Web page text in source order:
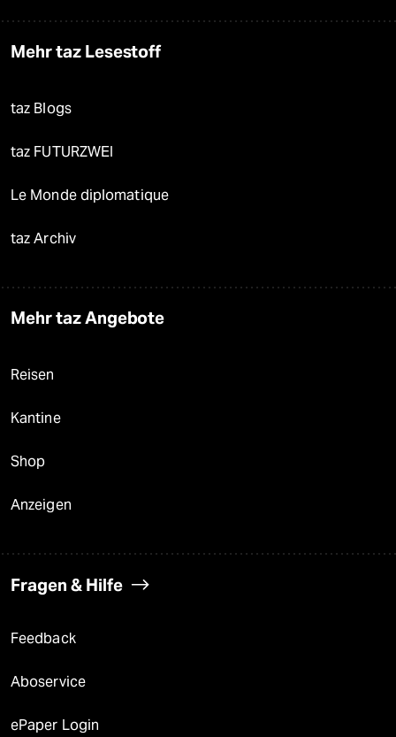
Mehr taz Lesestoff
taz Blogs
taz FUTURZWEI
Le Monde diplomatique
taz Archiv
Mehr taz Angebote
Reisen
Kantine
Shop
Anzeigen
Fragen & Hilfe
Feedback
Aboservice
ePaper Login